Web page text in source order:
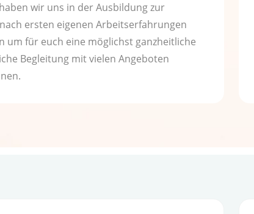
wir uns in der Ausbildung zur
ersten eigenen Arbeitserfahrungen
um für euch eine möglichst ganzheitliche
Begleitung mit vielen Angeboten